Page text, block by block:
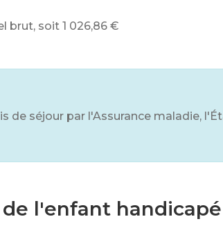
brut, soit 1 026,86 €
de séjour par l'Assurance maladie,
l'enfant handicapé